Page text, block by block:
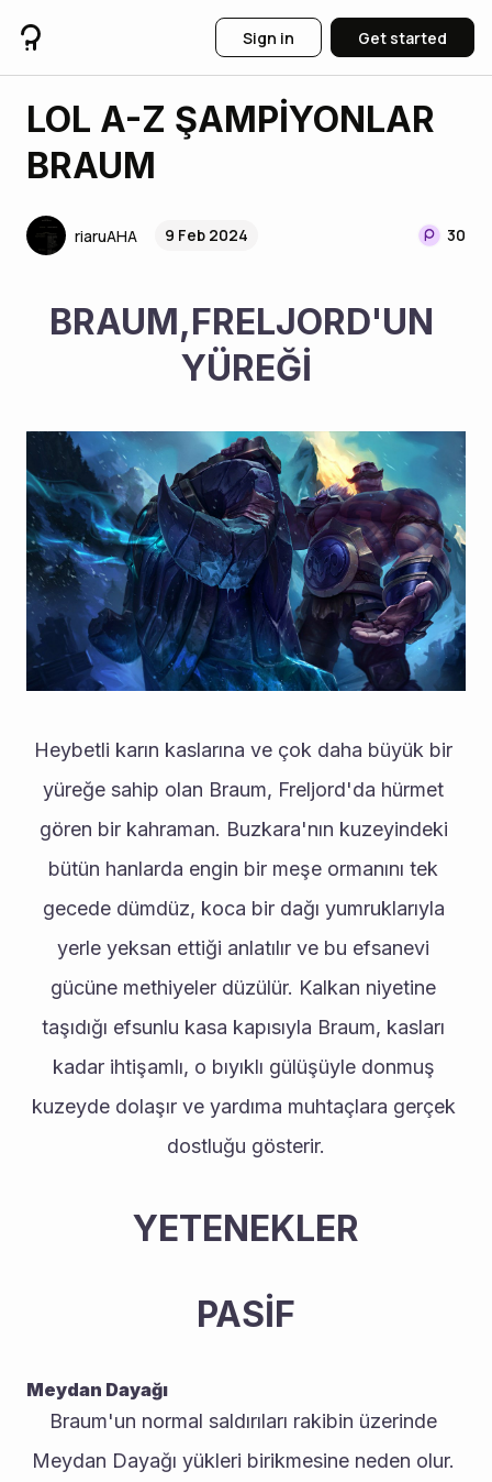
Sign in Get started
LOL A-Z ŞAMPİYONLAR
BRAUM
riaruAHA 9 Feb 2024 30
BRAUM,FRELJORD'UN
YÜREĞİ
Heybetli karın kaslarına ve çok daha büyük bir
yüreğe sahip olan Braum, Freljord'da hürmet
gören bir kahraman. Buzkara'nın kuzeyindeki
bütün hanlarda engin bir meşe ormanını tek
gecede dümdüz, koca bir dağı yumruklarıyla
yerle yeksan ettiği anlatılır ve bu efsanevi
gücüne methiyeler düzülür. Kalkan niyetine
taşıdığı efsunlu kasa kapısıyla Braum, kasları
kadar ihtişamlı, o bıyıklı gülüşüyle donmuş
kuzeyde dolaşır ve yardıma muhtaçlara gerçek
dostluğu gösterir.
YETENEKLER
PASİF
Meydan Dayağı
Braum'un normal saldırıları rakibin üzerinde
Meydan Dayağı yükleri birikmesine neden olur.